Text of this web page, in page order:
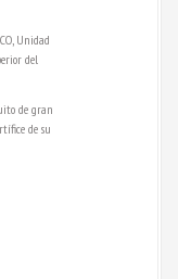
Unidad
del
de gran
de su